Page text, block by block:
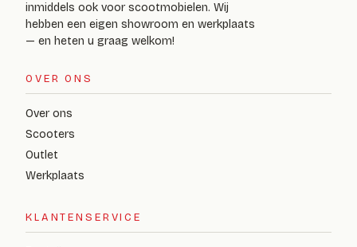
inmiddels ook voor scootmobielen. Wij
hebben een eigen showroom en werkplaats
— en heten u graag welkom!
OVER ONS
Over ons
Scooters
Outlet
Werkplaats
KLANTENSERVICE